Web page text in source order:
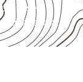
sem
total.